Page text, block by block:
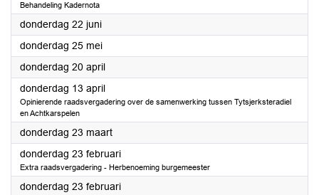
Behandeling Kadernota
donderdag 22 juni2023
donderdag 25 mei2023
donderdag 20 april2023
donderdag 13 april2023
Opinierende raadsvergadering over de samenwerking tussen Tytsjerksteradiel
en Achtkarspelen
donderdag 23 maart2023
donderdag 23 februari2023
Extra raadsvergadering - Herbenoeming burgemeester
donderdag 23 februari2023